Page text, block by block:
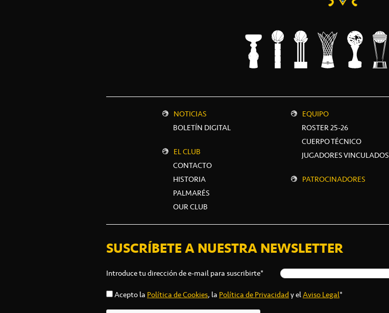
NOTICIAS
BOLETÍN DIGITAL
EL CLUB
CONTACTO
HISTORIA
PALMARÉS
OUR CLUB
EQUIPO
ROSTER 25-26
CUERPO TÉCNICO
JUGADORES VINCULADOS
PATROCINADORES
SUSCRÍBETE A NUESTRA NEWSLETTER
Introduce tu dirección de e-mail para suscribirte*
Acepto la Política de Cookies, la Política de Privacidady elAviso Legal*